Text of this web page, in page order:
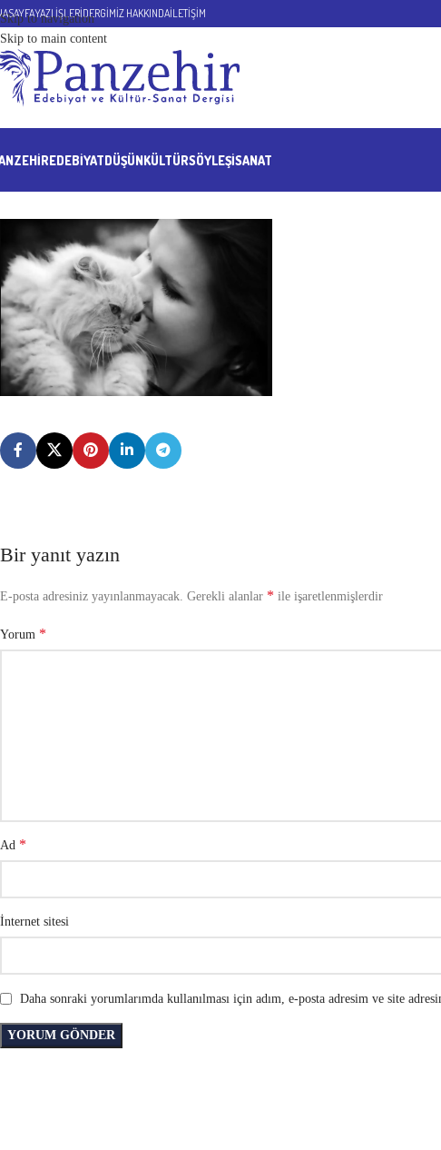
Skip to navigation
Skip to main content
YAZI İŞLERİDERGİMİZ HAKKINDAİLETİŞİM
EDEBİYATDÜŞÜNKÜLTÜRSÖYLEŞİSANAT
Bir yanıt yazın
E-posta adresiniz yayınlanmayacak. Gerekli alanlar * ile işaretlenmişlerdir
Yorum *
Ad *
İnternet sitesi
Daha sonraki yorumlarımda kullanılması için adım, e-posta adresim ve site